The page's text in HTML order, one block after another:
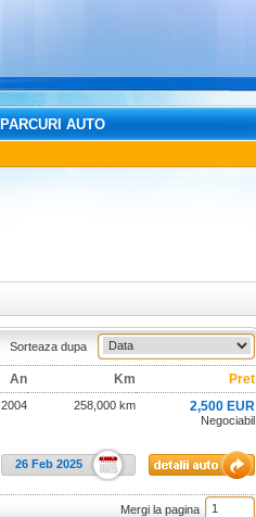
PARCURI AUTO
Sorteaza dupa
An Km
Pret
2004 258,000 km 2,500 EUR
Negociabil
26 Feb 2025
Mergi la pagina